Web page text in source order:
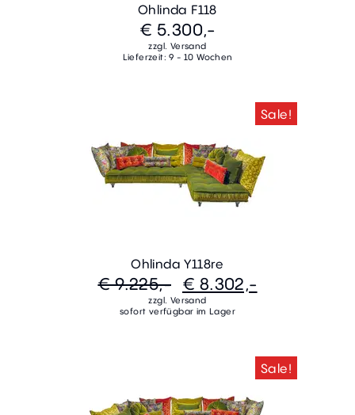
Ohlinda F118
€ 5.300,-
zzgl. Versand
Lieferzeit: 9 - 10 Wochen
Sale!
Ohlinda Y118re
€ 9.225,- € 8.302,-
zzgl. Versand
sofort verfügbar im Lager
Sale!